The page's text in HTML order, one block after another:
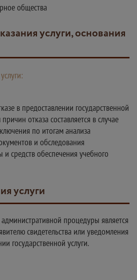
общества
в предоставлении государственной
отказа составляется в случае
по итогам анализа
и обследования
и средств обеспечения учебного
услуги
процедуры является
свидетельства или уведомления
государственной услуги.